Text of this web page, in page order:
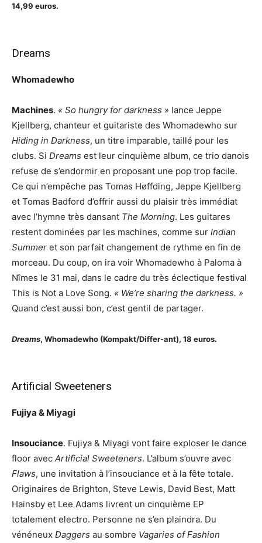
14,99 euros.
Dreams
Whomadewho
Machines. « So hungry for darkness » lance Jeppe
Kjellberg, chanteur et guitariste des Whomadewho sur
Hiding in Darkness, un titre imparable, taillé pour les
clubs. Si Dreams est leur cinquième album, ce trio danois
refuse de s’endormir en proposant une pop trop facile.
Ce qui n’empêche pas Tomas Høffding, Jeppe Kjellberg
et Tomas Badford d’offrir aussi du plaisir très immédiat
avec l’hymne très dansant The Morning. Les guitares
restent dominées par les machines, comme sur Indian
Summer et son parfait changement de rythme en fin de
morceau. Du coup, on ira voir Whomadewho à Paloma à
Nîmes le 31 mai, dans le cadre du très éclectique festival
This is Not a Love Song. « We’re sharing the darkness. »
Quand c’est aussi bon, c’est gentil de partager.
Dreams, Whomadewho (Kompakt/Differ-ant), 18 euros.
Artificial Sweeteners
Fujiya & Miyagi
Insouciance. Fujiya & Miyagi vont faire exploser le dance
floor avec Artificial Sweeteners. L’album s’ouvre avec
Flaws, une invitation à l’insouciance et à la fête totale.
Originaires de Brighton, Steve Lewis, David Best, Matt
Hainsby et Lee Adams livrent un cinquième EP
totalement electro. Personne ne s’en plaindra. Du
vénéneux Daggers au sombre Vagaries of Fashion